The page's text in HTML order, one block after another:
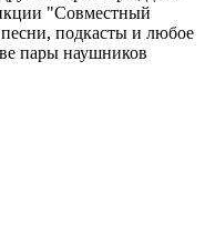
"Совместный
подкасты и любое
пары наушников